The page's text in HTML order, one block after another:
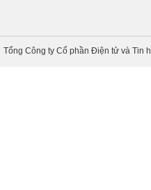
Tổng Công ty Cổ phần Điện tử và Tin